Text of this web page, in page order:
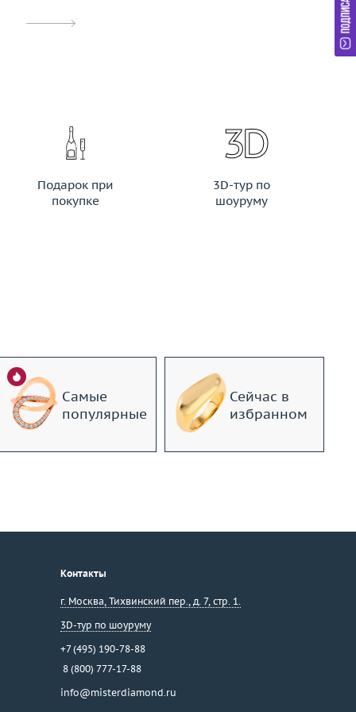
Подарок при
покупке
3D-тур по
шоуруму
Самые
популярные
Сейчас в
избранном
Контакты
г. Москва, Тихвинский пер., д. 7, стр. 1.
3D-тур по шоуруму
+7 (495) 190-78-88
8 (800) 777-17-88
info@misterdiamond.ru